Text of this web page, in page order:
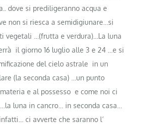
dove si prediligeranno acqua e
non si riesca a semidigiunare…si
vegetali …(frutta e verdura)…La luna
il giorno 16 luglio alle 3 e 24 …e si
del cielo astrale in un
(la seconda casa) …un punto
e al possesso e come noi ci
luna in cancro… in seconda casa…
ci avverte che saranno l’